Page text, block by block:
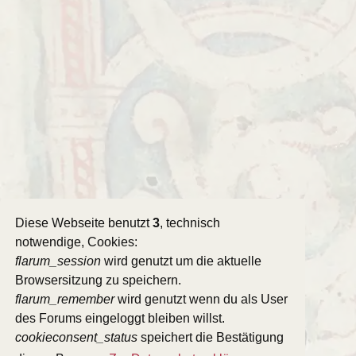
Diese Webseite benutzt3, technisch
notwendige, Cookies:
flarum_session wird genutzt um die aktuelle
Browsersitzung zu speichern.
flarum_rememberwird genutzt wenn du als User
des Forums eingeloggt bleiben willst.
cookieconsent_status speichert die Bestätigung